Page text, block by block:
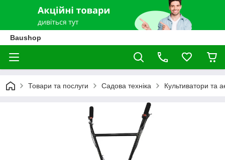
Baushop
Товари та послуги Садова техніка Культиватори та